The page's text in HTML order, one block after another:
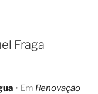
Fraga
• Em Renovação